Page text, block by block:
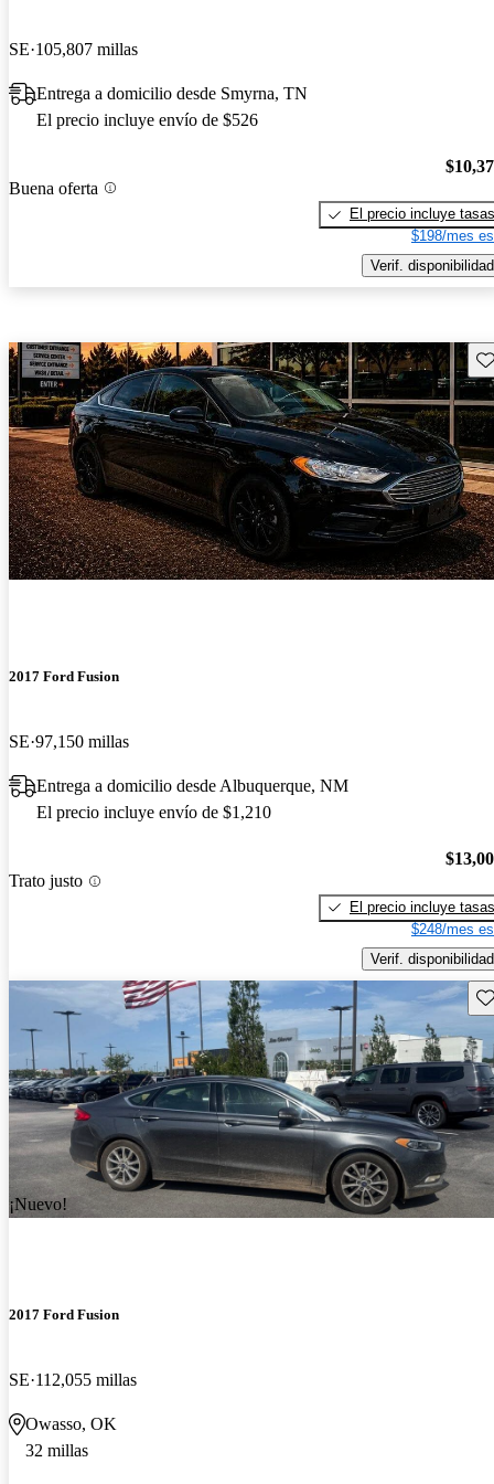
SE 105,807 millas
Entrega a domicilio desde Smyrna, TN
El precio incluye envío de $526
Buena oferta
El precio incluye tasas
$198/mes
Verif. disponibilidad
2017 Ford Fusion
SE 97,150 millas
Entrega a domicilio desde Albuquerque, NM
El precio incluye envío de $1,210
Trato justo
El precio incluye tasas
$248/mes
Verif. disponibilidad
¡Nuevo!
2017 Ford Fusion
SE 112,055 millas
Owasso, OK
32 millas